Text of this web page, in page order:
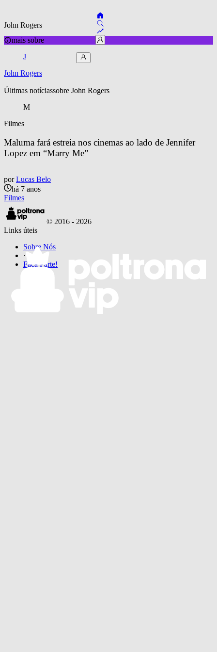
John Rogers
mais sobre
J
John Rogers
Últimas notíciassobre John Rogers
M
Filmes
Maluma fará estreia nos cinemas ao lado de Jennifer
Lopez em “Marry Me”
por Lucas Belo
há 7 anos
Filmes
© 2016 - 2026
Links úteis
Sobre Nós
·
Faça Parte!